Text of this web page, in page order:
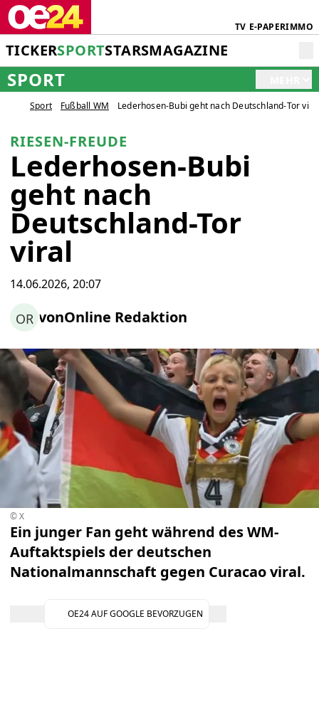
TV E-PAPERIMMO
TICKERSPORTSTARSMAGAZINE
SPORT
Sport Fußball WM Lederhosen-Bubi geht nach Deutschland-Tor
RIESEN-FREUDE
Lederhosen-Bubi
geht nach
Deutschland-Tor
viral
14.06.2026, 20:07
OR vonOnline Redaktion
© X
Ein junger Fan geht während des WM-
Auftaktspiels der deutschen
Nationalmannschaft gegen Curacao viral.
OE24 AUF GOOGLE BEVORZUGEN